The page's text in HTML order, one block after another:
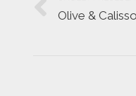
Onglet
Olive &